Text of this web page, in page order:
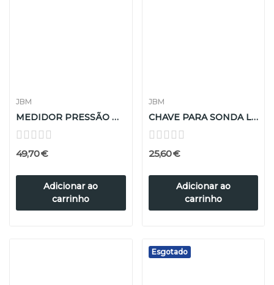
JBM
MEDIDOR PRESSÃO DE ÓLEO
49,70 €
Adicionar ao
carrinho
JBM
CHAVE PARA SONDA LAMBDA ARTICULADA 22MM
25,60 €
Adicionar ao
carrinho
Esgotado